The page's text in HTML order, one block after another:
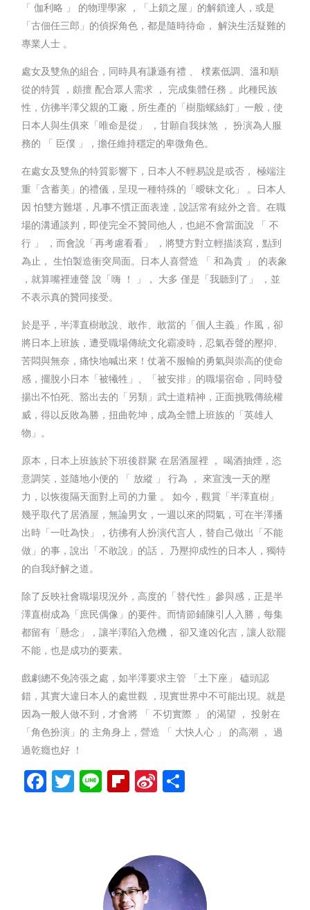
「 伽利略 」 的物理學家 ，「上鎖之屋」的解鎖達人，或是
「古佃任三郎」的偵探角色，都是隨時待命， 解決生活疑難的
專業人士 。
處女及雙魚的組合，同時具有謙遜有禮 、 樸素低調、溫和順
從的特質 ，頗擅 配合眾人需求 ， 完成集體任務 。此種民族
性，仿彿半澤父親的工廠，所生產的「樹脂螺絲釘」一般，使
日本人與生俱來「唯命是從」 ，甘願自我抹煞 ， 扮演為人服
務的 「 臣僕 」，擔任維持穩定的卑微角色。
在處女及雙魚的特質影響下，日本人不輕易說是或否， 極端注
重「含蓄美」的禮儀，呈現一種特殊的「曖昧文化」 。日本人
因 怕雙方難堪，凡事不慣正面表達，說話常有絃外之音。在職
場的溝通談判，即使完全不贊同他人，也絕不會當面說 「 不
行 」 ，而會說「再考慮看看」 ，將雙方對立輕描淡寫，點到
為止， 生怕製造衝突局面。日本人喜營造 「 和為貴 」 的表象
，就算嘴裡連聲 說「嗨 ！ 」， 大多 僅是「我聽到了」 ，並
不表示真的贊同接受。
於是乎，半澤直樹敢說、敢作、敢當的「個人主義」作風，卻
將日本上班族，遭受職場傳統文化霸凌時，忍氣吞聲的壓抑、
苦悶與無奈，痛快地喊出來！仗著不服輸的勇氣與崇高的使命
感，擺脫小日本「被犧牲」、「被安排」的職場宿命，同時發
揚出不怕死、豁出去的「另類」武士道精神，正面挑戰傳統權
威，得以反敗為勝，扭曲乾坤，成為全體上班族的「英雄人
物」。
原本，日本上班族於下班後群聚 在居酒屋裡 ， 喝酒抽煙，恣
意調笑，並隨地小便的 「 放縱 」 行為 ， 來宣洩一天的壓
力，以恢復隔天面對上司的力量 。 如今，觀賞「半澤直樹」
幾乎取代了居酒屋，無論男女，一週以來的悶氣，可在半澤播
出時「一吐為快」，彷彿有人扮演代言人，替自己做出「不能
做」的事，說出「不敢說」的話， 乃壓抑成性的日本人，獨特
的自我紓解之道。
除了反映社會職場現況外，高度的「替代性」參與感，正是半
澤直樹成為「庶民偶像」的要件。而情節鋪陳引人入勝，每集
都留有「懸念」，讓半澤陷入危機， 卻又逢凶化吉，讓人欲罷
不能，也是成功的要素。
戲劇總不免誇張之處，如半澤要求主管 「土下座」 磕頭認
錯，其實大違日本人的處世觀 ，現實世界中不可能出現。就是
因為一般人做不到，才會將 「 不切實際 」 的渴望 ， 投射在
「角色扮演」的 主角身上，營造 「 大快人心 」 的高潮 ， 過
過乾癮也好 ！
Facebook
Twitter
LineFlipboard
Sina